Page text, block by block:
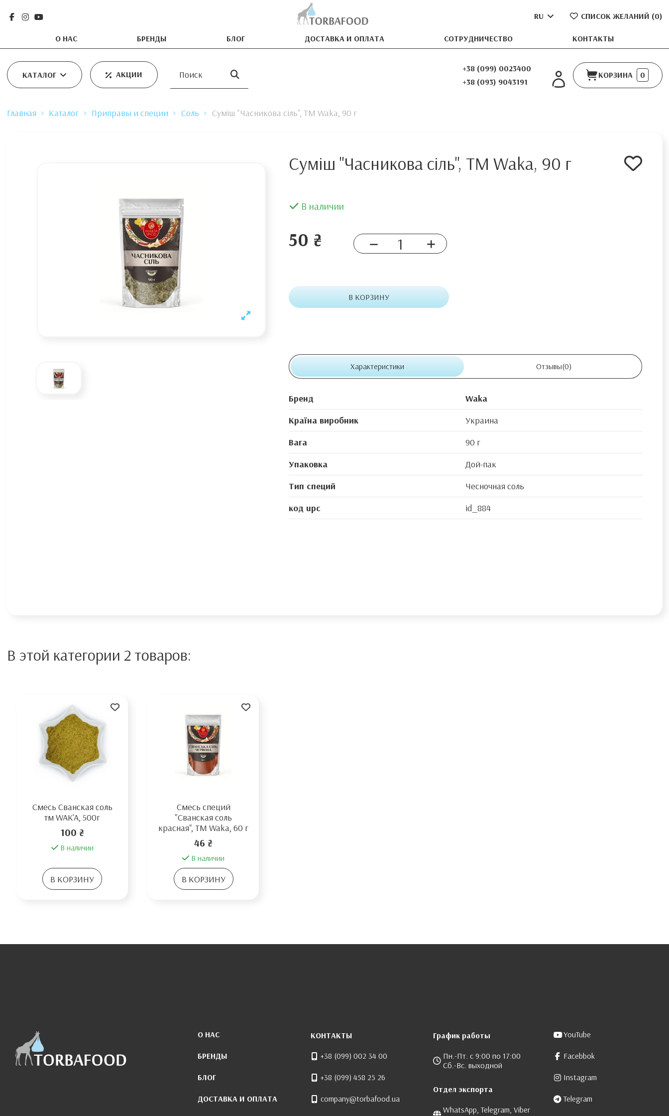
О НАС БРЕНДЫ БЛОГ ДОСТАВКА И ОПЛАТА СОТРУДНИЧЕСТВО КОНТАКТЫ
RU СПИСОК ЖЕЛАНИЙ (0)
КАТАЛОГ АКЦИИ
+38 (099) 0023400
+38 (093) 9043191
КОРЗИНА 0
Главная Каталог Приправы и специи Соль Суміш "Часникова сіль", ТМ Waka, 90 г
Суміш "Часникова сіль", ТМ Waka, 90 г
В наличии
50 ₴
В КОРЗИНУ
Характеристики Отзывы(0)
Бренд
Waka
Країна виробник
Украина
Вага
90 г
Упаковка
Дой-пак
Тип специй
Чесночная соль
код upc
id_884
В этой категории 2 товаров:
Смесь Сванская соль
тм WAK'A, 500г
100 ₴
В наличии
В КОРЗИНУ
Смесь специй
"Сванская соль
красная", TM Waka, 60 г
46 ₴
В наличии
В КОРЗИНУ
О НАС
БРЕНДЫ
БЛОГ
ДОСТАВКА И ОПЛАТА
КОНТАКТЫ
+38 (099) 002 34 00
+38 (099) 458 25 26
company@torbafood.ua
График работы
Пн.-Пт. с 9:00 по 17:00
Сб.-Вс. выходной
Отдел экспорта
WhatsApp, Telegram, Viber
YouTube
Facebbok
Instagram
Telegram